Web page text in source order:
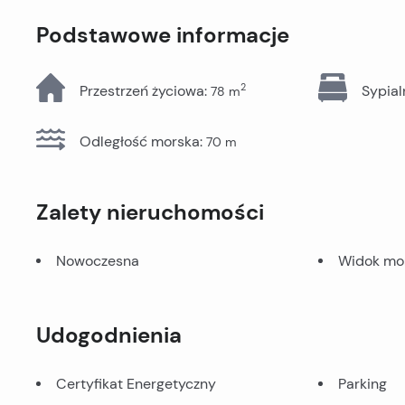
Podstawowe informacje
Przestrzeń życiowa: 78 m2
Odległość morska: 70 m
Zalety nieruchomości
Nowoczesna Widok
Udogodnienia
Certyfikat Energetyczny Parking